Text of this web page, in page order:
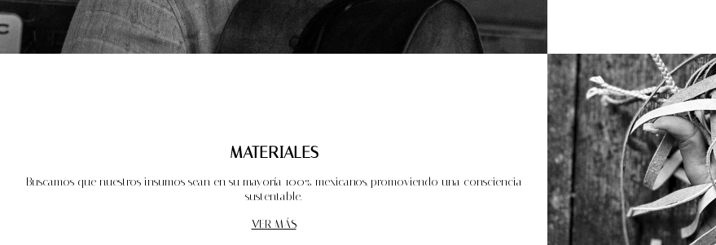
MATERIALES
Buscamos que nuestros insumos sean en su mayoría 100% mexicanos, promoviendo una consciencia
sustentable.
VER MÁS